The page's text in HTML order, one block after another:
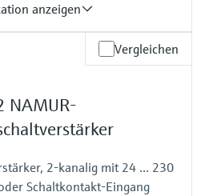
anzeigen
Vergleichen
NAMUR-
2-kanalig mit 24 ... 230
Schaltkontakt-Eingang